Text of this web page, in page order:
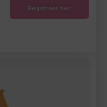
Registreer hier